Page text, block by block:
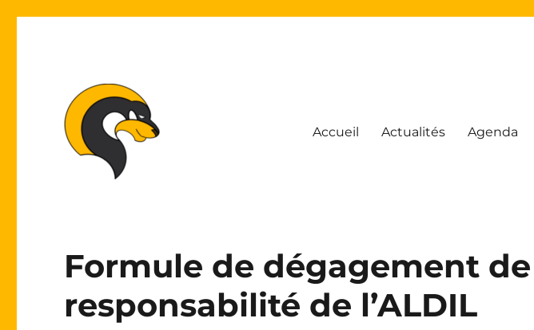
Accueil Actualités Agenda
Formule de dégagement de
responsabilité de l’ALDIL